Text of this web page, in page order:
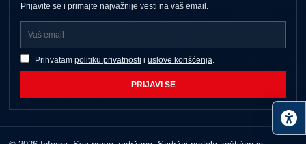
Prijavite se i primajte najvažnije vesti na vaš email.
Prihvatam politiku privatnosti i uslove korišćenja
PRIJAVI SE